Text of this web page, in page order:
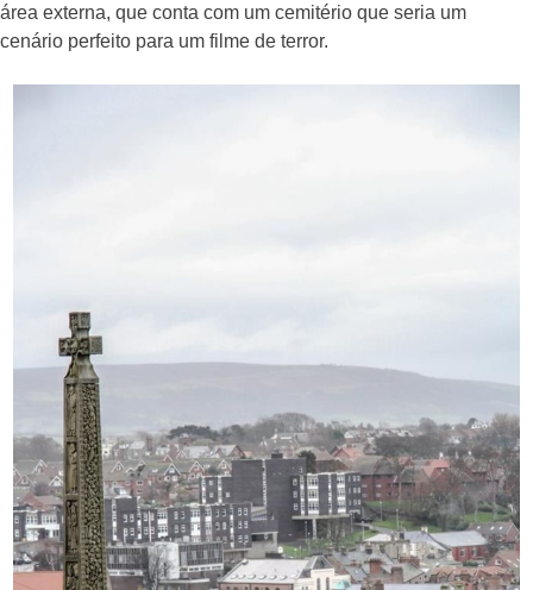
área externa, que conta com um cemitério que seria um
cenário perfeito para um filme de terror.